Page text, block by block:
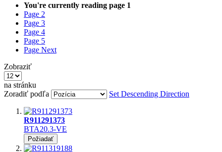
You're currently reading page 1
Page 2
Page 3
Page 4
Page 5
Page Next
Zobraziť
na stránku
Zoradiť podľa
Set Descending Direction
R911291373
BTA20.3-VE
Požiadať